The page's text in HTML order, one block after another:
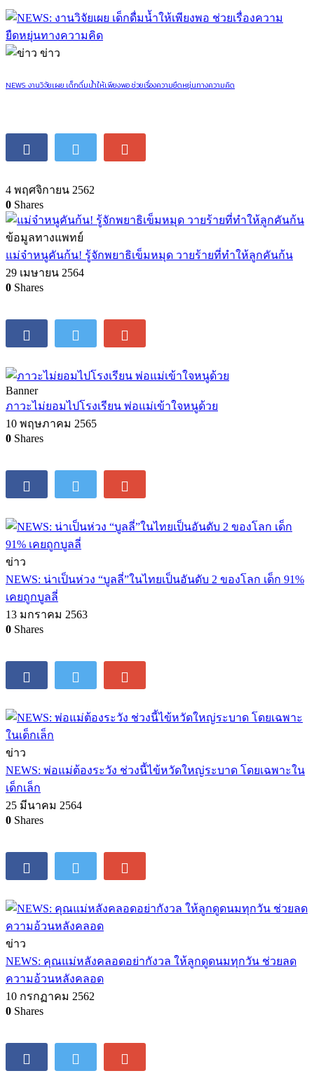
ข่าว
NEWS: งานวิจัยเผย เด็กดื่มน้ำให้เพียงพอ ช่วยเรื่องความยืดหยุ่นทางความคิด
4 พฤศจิกายน 2562
0 Shares
ข้อมูลทางแพทย์
แม่จ๋าหนูคันก้น! รู้จักพยาธิเข็มหมุด วายร้ายที่ทำให้ลูกคันก้น
29 เมษายน 2564
0 Shares
Banner
ภาวะไม่ยอมไปโรงเรียน พ่อแม่เข้าใจหนูด้วย
10 พฤษภาคม 2565
0 Shares
ข่าว
NEWS: น่าเป็นห่วง “บูลลี่”ในไทยเป็นอันดับ 2 ของโลก เด็ก 91%
เคยถูกบูลลี่
13 มกราคม 2563
0 Shares
ข่าว
NEWS: พ่อแม่ต้องระวัง ช่วงนี้ไข้หวัดใหญ่ระบาด โดยเฉพาะใน
เด็กเล็ก
25 มีนาคม 2564
0 Shares
ข่าว
NEWS: คุณแม่หลังคลอดอย่ากังวล ให้ลูกดูดนมทุกวัน ช่วยลด
ความอ้วนหลังคลอด
10 กรกฏาคม 2562
0 Shares